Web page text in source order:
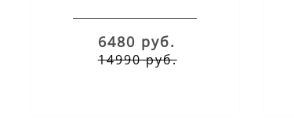
6480 руб.
14990 руб.